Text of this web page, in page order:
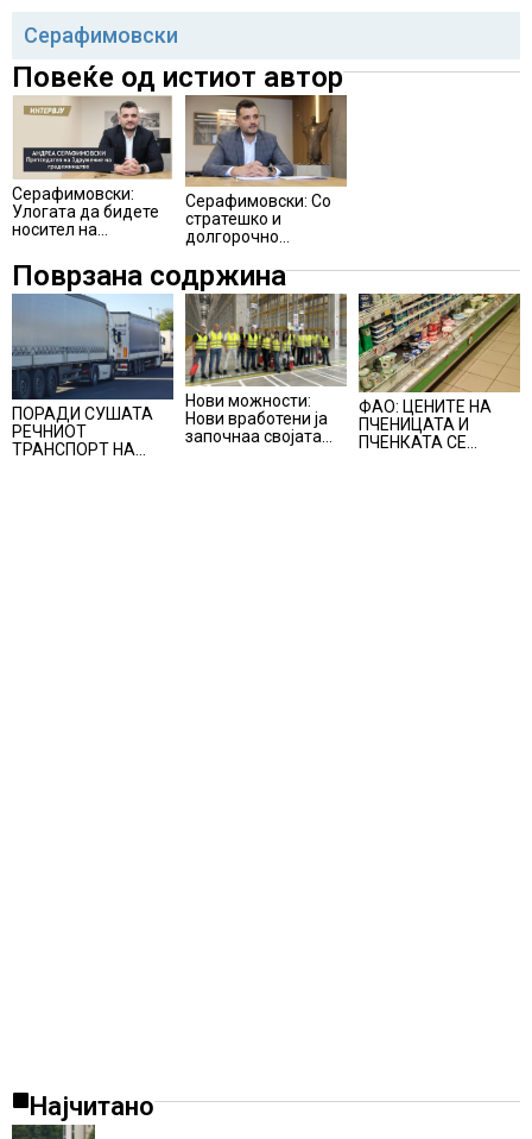
Серафимовски
Повеќе од истиот автор
Серафимовски:
Улогата да бидете
носител на
клучот за успехот
Серафимовски: Со
стратешко и
долгорочно
стопанска гранка
може да придонесе
за закрепнување и
раст на домашната
економија
Поврзана содржина
ПОРАДИ СУШАТА
РЕЧНИОТ
ТРАНСПОРТ НА
Нови можности:
Нови вработени ја
започнаа својата
ФАО: ЦЕНИТЕ НА
ПЧЕНИЦАТА И
ПЧЕНКАТА СЕ
Најчитано